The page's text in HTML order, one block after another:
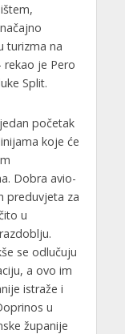
turizma na
je Pero
Split.
početak
koje će
Dobra avio-
preduvjeta za
u
se odlučuju
a ovo im
istraže i
u
županije